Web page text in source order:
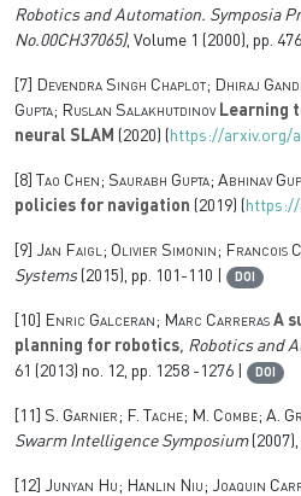
Robotics and Automation. Symposia
No.00CH37065), Volume 1 (2000), pp.
[7]
Devendra Singh Chaplot; Dhiraj
Gupta; Ruslan SalakhutdinovLearning
neural SLAM (2020) ( https://arxiv.org/
[8] Tao Chen; Saurabh Gupta; Abhinav
policies for navigation (2019) ( https://
[9] Jan Faigl; Olivier Simonin; Francois
Systems(2015), pp. 101-110 | DOI
[10] Enric Galceran; Marc Carreras A
planning for robotics, Robotics and
61 (2013) no. 12, pp. 1258 -1276 | DOI
[11] S. Garnier; F. Tache; M. Combe; A.
Swarm Intelligence Symposium(2007),
[12] Junyan Hu; Hanlin Niu; Joaquin